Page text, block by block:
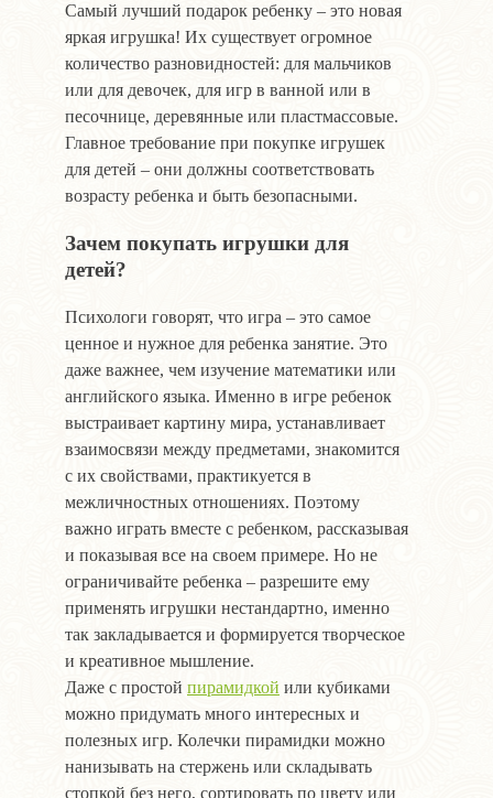
Самый лучший подарок ребенку – это новая
яркая игрушка! Их существует огромное
количество разновидностей: для мальчиков
или для девочек, для игр в ванной или в
песочнице, деревянные или пластмассовые.
Главное требование при покупке игрушек
для детей – они должны соответствовать
возрасту ребенка и быть безопасными.
Зачем покупать игрушки для
детей?
Психологи говорят, что игра – это самое
ценное и нужное для ребенка занятие. Это
даже важнее, чем изучение математики или
английского языка. Именно в игре ребенок
выстраивает картину мира, устанавливает
взаимосвязи между предметами, знакомится
с их свойствами, практикуется в
межличностных отношениях. Поэтому
важно играть вместе с ребенком, рассказывая
и показывая все на своем примере. Но не
ограничивайте ребенка – разрешите ему
применять игрушки нестандартно, именно
так закладывается и формируется творческое
и креативное мышление.
Даже с простой пирамидкой или кубиками
можно придумать много интересных и
полезных игр. Колечки пирамидки можно
нанизывать на стержень или складывать
стопкой без него, сортировать по цвету или